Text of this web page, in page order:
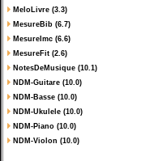
MeloLivre (3.3)
MesureBib (6.7)
MesureImc (6.6)
MesureFit (2.6)
NotesDeMusique (10.1)
NDM-Guitare (10.0)
NDM-Basse (10.0)
NDM-Ukulele (10.0)
NDM-Piano (10.0)
NDM-Violon (10.0)